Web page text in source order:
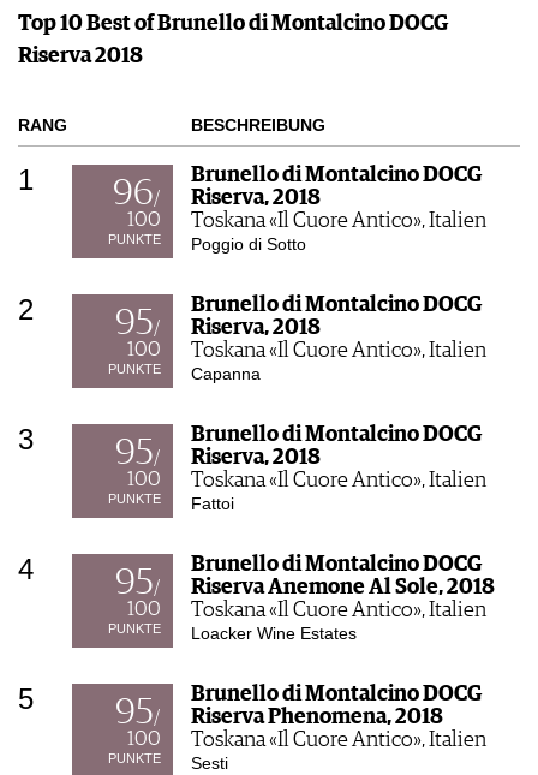
Top 10 Best of Brunello di Montalcino DOCG
Riserva 2018
RANG BESCHREIBUNG
1 96/
100
PUNKTE
Brunello di Montalcino DOCG
Riserva, 2018
Toskana «Il Cuore Antico», Italien
Poggio di Sotto
2 95/
100
PUNKTE
Brunello di Montalcino DOCG
Riserva, 2018
Toskana «Il Cuore Antico», Italien
Capanna
3 95/
100
PUNKTE
Brunello di Montalcino DOCG
Riserva, 2018
Toskana «Il Cuore Antico», Italien
Fattoi
4 95/
100
PUNKTE
Brunello di Montalcino DOCG
Riserva Anemone Al Sole, 2018
Toskana «Il Cuore Antico», Italien
Loacker Wine Estates
5 95/
100
PUNKTE
Brunello di Montalcino DOCG
Riserva Phenomena, 2018
Toskana «Il Cuore Antico», Italien
Sesti